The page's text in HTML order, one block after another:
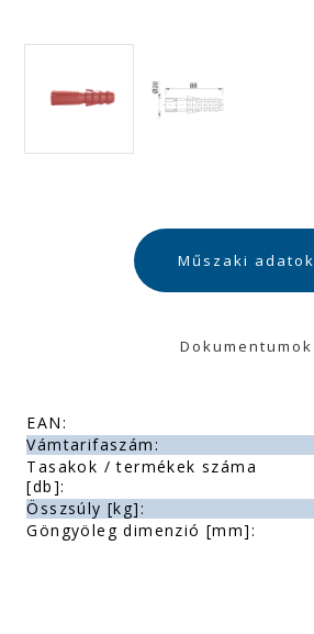
Műszaki adatok
Dokumentumok
EAN:
Vámtarifaszám:
Tasakok / termékek száma
[db]:
Összsúly [kg]:
Göngyöleg dimenzió [mm]: